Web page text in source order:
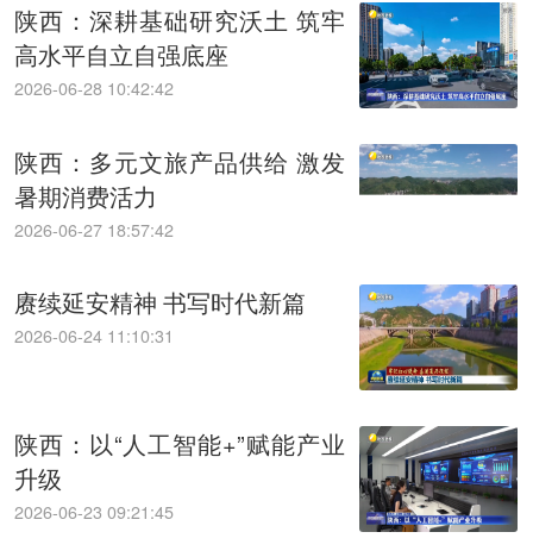
陕西：深耕基础研究沃土 筑牢
高水平自立自强底座
2026-06-28 10:42:42
陕西：多元文旅产品供给 激发
暑期消费活力
2026-06-27 18:57:42
赓续延安精神 书写时代新篇
2026-06-24 11:10:31
陕西：以“人工智能+”赋能产业
升级
2026-06-23 09:21:45